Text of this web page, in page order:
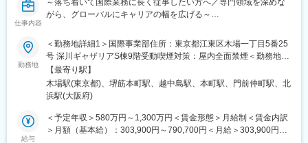
・ 専門性を活かした多面的な業務経験
ァンド運営に必要な管理実務を横断的に担当できます。特にベン
チャーキャピタルやPEファンドに関わる複雑なストラクチャーへ
の理解や実務を通じて、ファンド管理の高い専門性を身につける
ことができます。
・ 柔軟な働き方と生活環境の良さ
o コアタイム制を導入しているため、フレックス勤務が可能。就
労ビザや渡航費用のサポートも完備しており、東南アジアでの生
活基盤を築きながら、日本と近い感覚で働くことができます。多
文化都市ならではの刺激や暮らしやすさも魅力の一つです。
仕事内容
～落ち着いて国際業務に長く従事したい方へ／専門領域を深めな
がら、グローバルにキャリアの幅を広げる～
日系企業の海外進出が増加する中、りそな銀行では国際ビジネス
を強化、拡大する方針です。当社の国際戦略に基づき、東南アジ
ア、中国、米国を中心に、当社の海外におけるビジネス領域を拡
大していくに当たり、本部の国際企画セクションを強化するため
の募集です。
■業務内容
国内法人営業担当と連携しながら、海外取引を行う法人のお客さ
勤務地
＜勤務地詳細1＞国際事業部住所：東京都江東区木場一丁目5番25
号 深川ギャザリアS棟9階受動喫煙対策：屋内全面禁煙＜勤務地詳
細2＞本社住所：大阪府大阪市中央区備後町2-2-1 勤務地最寄駅：
各線／堺筋本町駅受動喫煙対策：屋内全面禁煙＜勤務地詳細3＞東
南アジアにある海外拠点住所：海外 受動喫煙対策：屋内全面禁煙
【最寄り駅】
木場駅(東京都)、堺筋本町駅、越中島駅、本町駅、門前仲町駅、北
浜駅(大阪府)
給与
＜予定年収＞580万円～1,300万円＜賃金形態＞月給制＜賃金内訳
＞月額（基本給）：303,900円～790,700円＜月給＞303,900円～